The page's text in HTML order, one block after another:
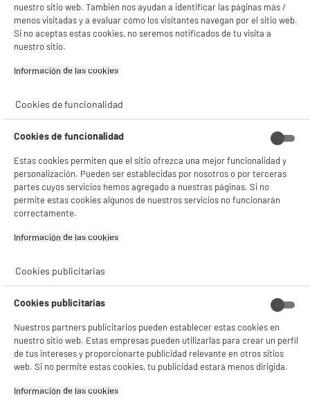
Seguridad niños NC
Dimensiones paquete AL 1 cm x AN 1 cm x PR 1 cm
nuestro sitio web. También nos ayudan a identificar las páginas más /
menos visitadas y a evaluar cómo los visitantes navegan por el sitio web.
Si no aceptas estas cookies, no seremos notificados de tu visita a
nuestro sitio.
Información de las cookies‎
Cookies de funcionalidad
Cookies de funcionalidad
Estas cookies permiten que el sitio ofrezca una mejor funcionalidad y
personalización. Pueden ser establecidas por nosotros o por terceras
partes cuyos servicios hemos agregado a nuestras páginas. Si no
permite estas cookies algunos de nuestros servicios no funcionarán
correctamente.
Información de las cookies‎
Cookies publicitarias
Cookies publicitarias
Nuestros partners publicitarios pueden establecer estas cookies en
nuestro sitio web. Estas empresas pueden utilizarlas para crear un perfil
de tus intereses y proporcionarte publicidad relevante en otros sitios
web. Si no permite estas cookies, tu publicidad estará menos dirigida.
Información de las cookies‎